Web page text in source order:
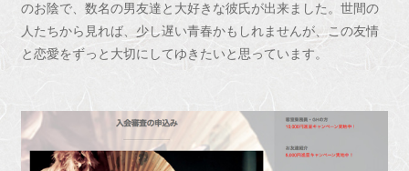
のお陰で、数名の男友達と大好きな彼氏が出来ました。世間の
人たちから見れば、少し遅い青春かもしれませんが、この友情
と恋愛をずっと大切にしてゆきたいと思っています。